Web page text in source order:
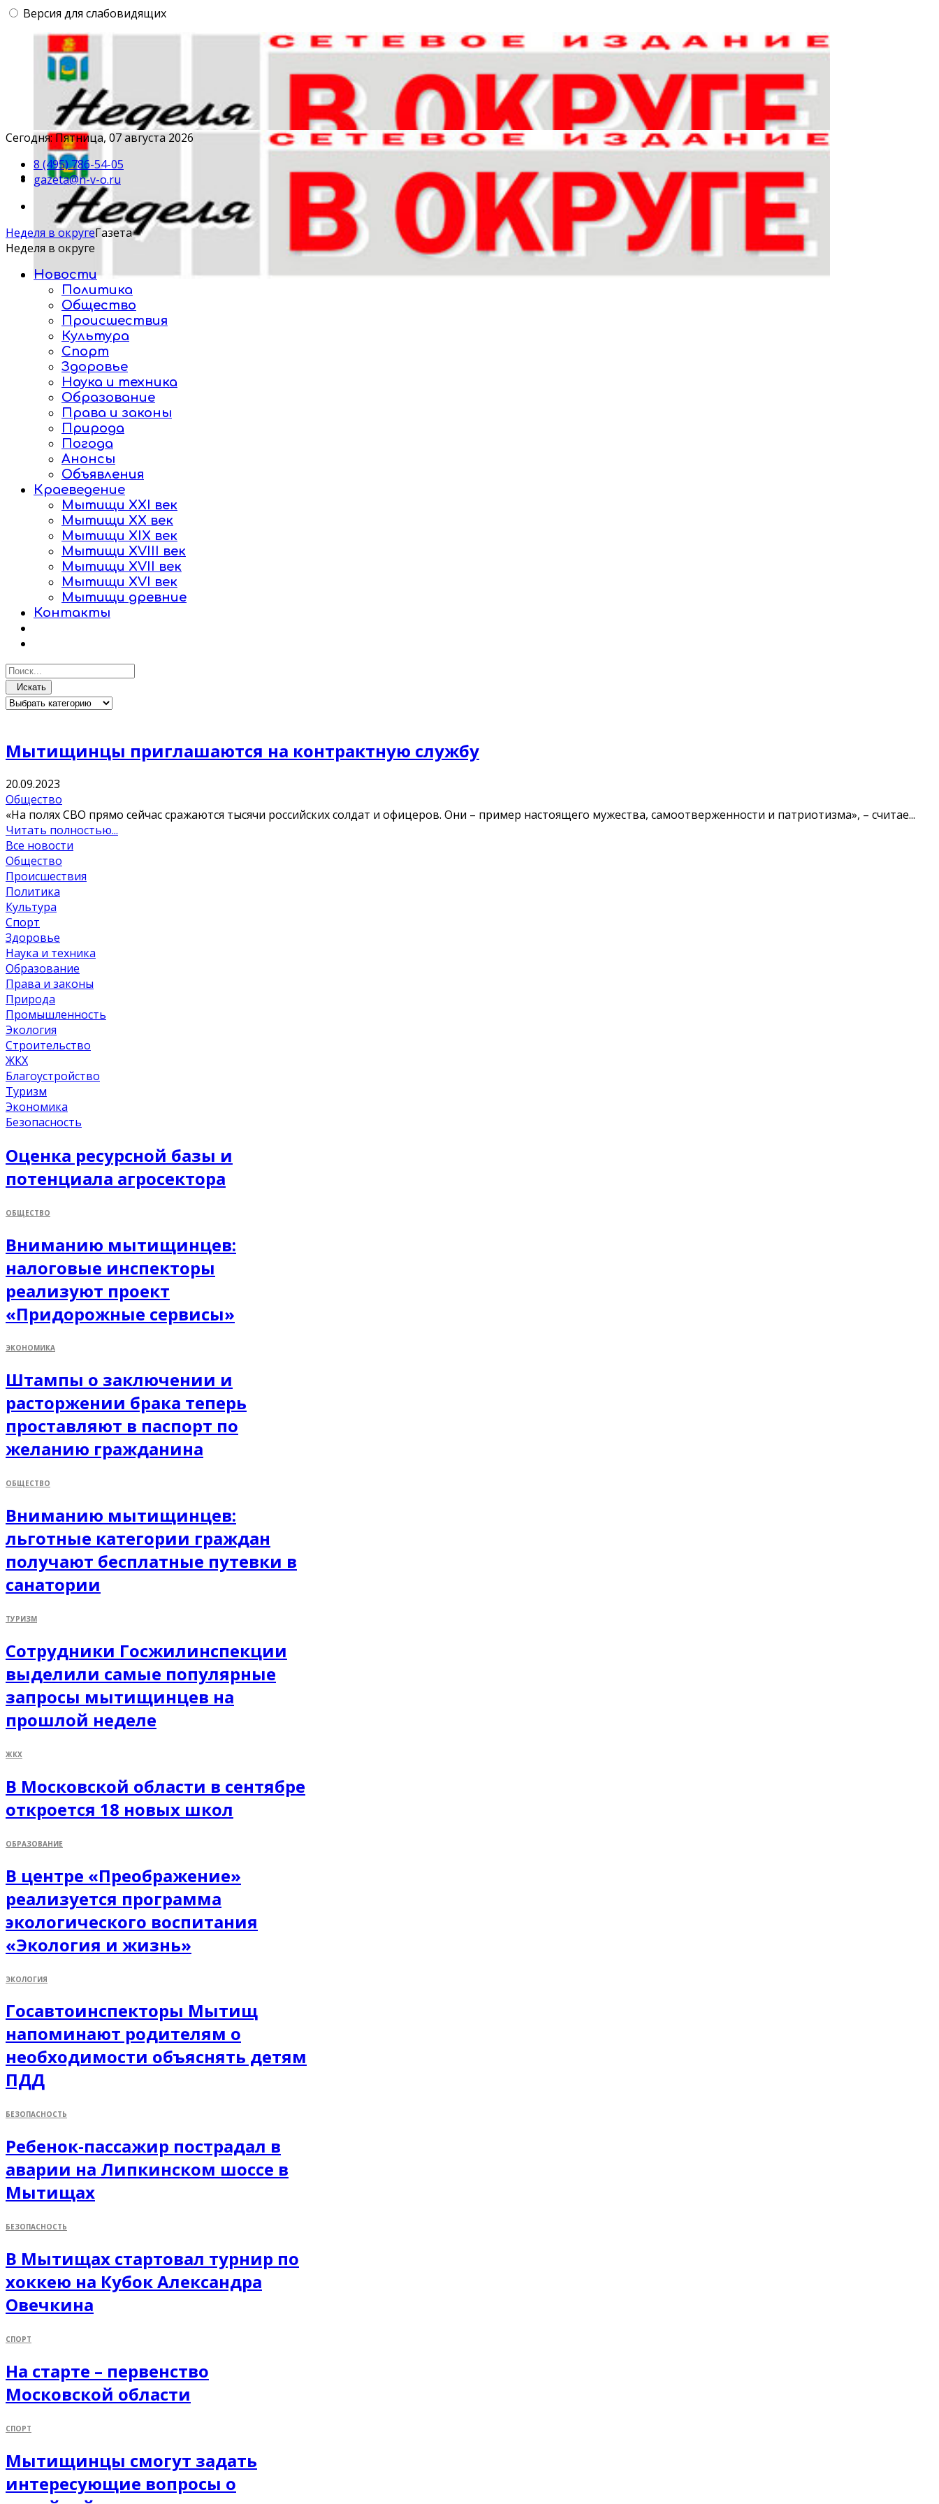
Версия для слабовидящих
Сегодня: Пятница, 07 августа 2026
8 (495) 786-54-05
gazeta@n-v-o.ru
Неделя в округеГазета
Неделя в округе
Новости
Политика
Общество
Происшествия
Культура
Спорт
Здоровье
Наука и техника
Образование
Права и законы
Природа
Погода
Анонсы
Объявления
Краеведение
Мытищи XXI век
Мытищи XX век
Мытищи XIX век
Мытищи XVIII век
Мытищи XVII век
Мытищи XVI век
Мытищи древние
Контакты
Искать
Мытищинцы приглашаются на контрактную службу
20.09.2023
Общество
«На полях СВО прямо сейчас сражаются тысячи российских солдат и офицеров. Они – пример настоящего мужества, самоотверженности и патриотизма», – считае...
Читать полностью...
Все новости
Общество
Происшествия
Политика
Культура
Спорт
Здоровье
Наука и техника
Образование
Права и законы
Природа
Промышленность
Экология
Строительство
ЖКХ
Благоустройство
Туризм
Экономика
Безопасность
Оценка ресурсной базы и
потенциала агросектора
ОБЩЕСТВО
Вниманию мытищинцев:
налоговые инспекторы
реализуют проект
«Придорожные сервисы»
ЭКОНОМИКА
Штампы о заключении и
расторжении брака теперь
проставляют в паспорт по
желанию гражданина
ОБЩЕСТВО
Вниманию мытищинцев:
льготные категории граждан
получают бесплатные путевки в
санатории
ТУРИЗМ
Сотрудники Госжилинспекции
выделили самые популярные
запросы мытищинцев на
прошлой неделе
ЖКХ
В Московской области в сентябре
откроется 18 новых школ
ОБРАЗОВАНИЕ
В центре «Преображение»
реализуется программа
экологического воспитания
«Экология и жизнь»
ЭКОЛОГИЯ
Госавтоинспекторы Мытищ
напоминают родителям о
необходимости объяснять детям
ПДД
БЕЗОПАСНОСТЬ
Ребенок-пассажир пострадал в
аварии на Липкинском шоссе в
Мытищах
БЕЗОПАСНОСТЬ
В Мытищах стартовал турнир по
хоккею на Кубок Александра
Овечкина
СПОРТ
На старте – первенство
Московской области
СПОРТ
Мытищинцы смогут задать
интересующие вопросы о